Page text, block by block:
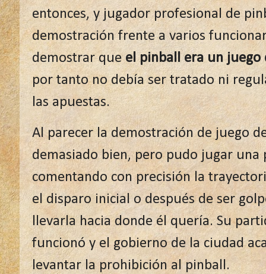
entonces, y jugador profesional de
demostración frente a varios
demostrar queel pinball era un juego
por tanto no debía ser tratado ni
las apuestas.
Al parecer la demostración de juego
demasiado bien, pero pudo jugar una
comentando con precisión la
el disparo inicial o después de ser
llevarla hacia donde él quería. Su
funcionó y el gobierno de la ciudad
levantar la prohibición al pinball.